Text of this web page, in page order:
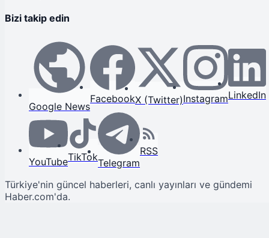
Bizi takip edin
Google News
FacebookX (Twitter)InstagramLinkedIn
YouTubeTikTokTelegram
RSS
Türkiye'nin güncel haberleri, canlı yayınları ve gündemi
Haber.com'da.